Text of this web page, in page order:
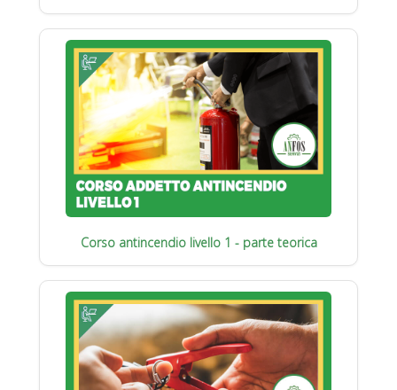
Corso antincendio livello 1 - parte teorica